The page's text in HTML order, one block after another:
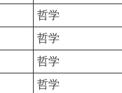
哲学
哲学
哲学
哲学